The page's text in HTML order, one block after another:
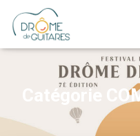
Catégorie